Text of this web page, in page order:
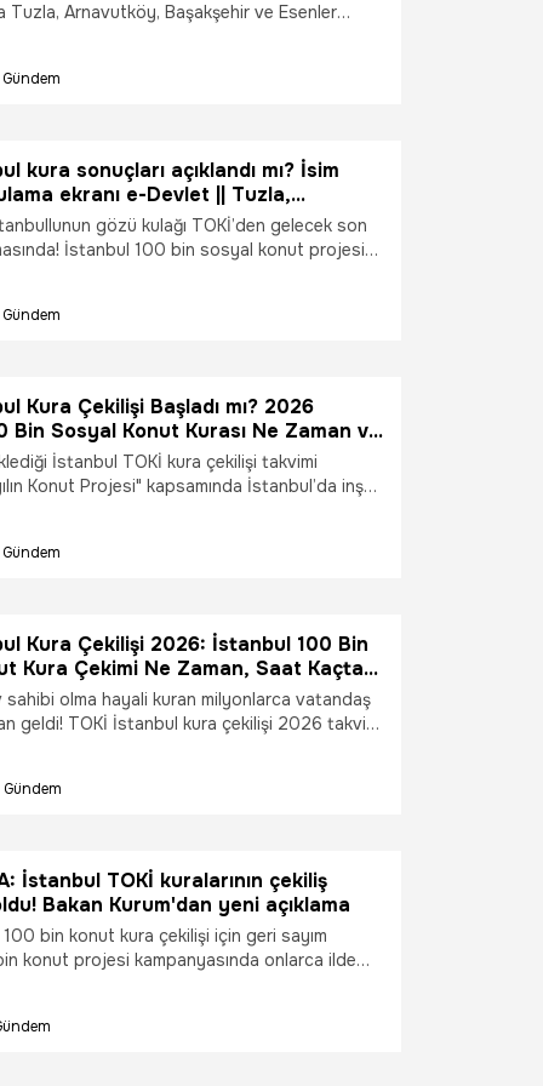
Tuzla, Arnavutköy, Başakşehir ve Esenler
isim listesi sorgulama ekranı ve ilçe ilçe kura
Gündem
kura sonuçları açıklandı mı? İsim
ekranı e-Devlet || Tuzla,
Başakşehir kura çekimi sonuç
gözü kulağı TOKİ’den gelecek son
İstanbul 100 bin sosyal konut projesi
çekimi başladı mı, isim listesi açıklandı
Gündem
Kura Çekilişi Başladı mı? 2026
Bin Sosyal Konut Kurası Ne Zaman ve
İstanbul TOKİ kura çekilişi takvimi
Konut Projesi" kapsamında İstanbul’da inşa
Arnavutköy, Başakşehir ve Esenler kura
Gündem
Kura Çekilişi 2026: İstanbul 100 Bin
Kura Çekimi Ne Zaman, Saat Kaçta
Yapılacak?
sahibi olma hayali kuran milyonlarca vatandaş
geldi! TOKİ İstanbul kura çekilişi 2026 takvimi
İstanbul’un dev konut projelerinde kura
Gündem
İstanbul TOKİ kuralarının çekiliş
Bakan Kurum'dan yeni açıklama
bin konut kura çekilişi için geri sayım
konut projesi kampanyasında onlarca ilde
Toplu Konut İdaresi Başkanlığı İstanbul Avrupa